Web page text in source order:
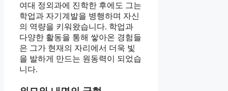
여대 정외과에 진학한 후에도 그는
학업과 자기계발을 병행하며 자신
의 역량을 키워왔습니다. 학업과
다양한 활동을 통해 쌓아온 경험들
은 그가 현재의 자리에서 더욱 빛
을 발하게 만드는 원동력이 되었습
니다.